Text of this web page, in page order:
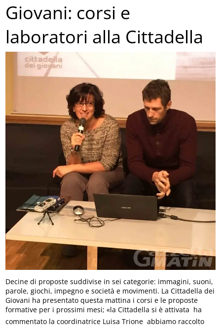
Giovani: corsi e
laboratori alla Cittadella
Decine di proposte suddivise in sei categorie: immagini, suoni,
parole, giochi, impegno e società e movimenti. La Cittadella dei
Giovani ha presentato questa mattina i corsi e le proposte
formative per i prossimi mesi; «la Cittadella si è attivata  ha
commentato la coordinatrice Luisa Trione  abbiamo raccolto